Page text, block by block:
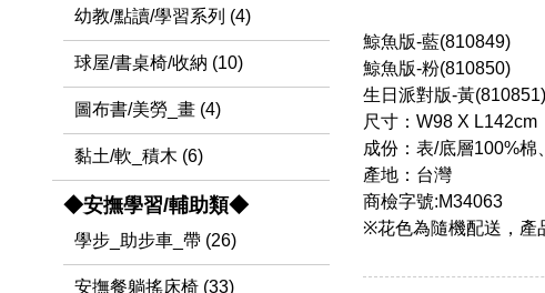
鯨魚版-藍(810849)
鯨魚版-粉(810850)
生日派對版-黃(810851)
尺寸：W98 X L142cm
成份：表/底層100%棉
產地：台灣
商檢字號:M34063
※花色為隨機配送，產
幼教/點讀/學習系列 (4)
球屋/書桌椅/收納 (10)
圖布書/美勞_畫 (4)
黏土/軟_積木 (6)
◆安撫學習/輔助類◆
學步_助步車_帶 (26)
安撫餐躺搖床椅 (33)